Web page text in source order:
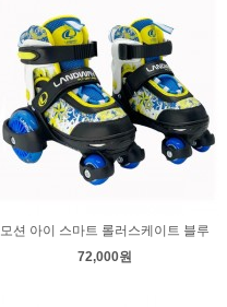
모션 아이 스마트 롤러스케이트 블루
72,000원